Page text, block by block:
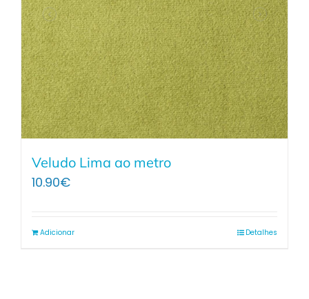
Veludo Lima ao metro
10.90€
Adicionar Detalhes